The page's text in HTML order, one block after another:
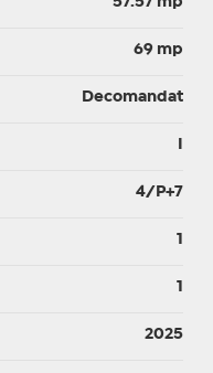
69 mp
Decomandat
4/P+7
1
1
2025